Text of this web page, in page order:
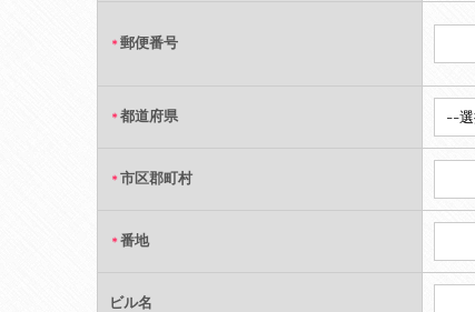
＊郵便番号
＊都道府県
＊市区郡町村
＊番地
ビル名